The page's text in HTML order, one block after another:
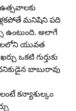
మనిషిని పది
ఉంటుంది. అలాగే
యువత
ఒకటి గుర్తుకు
బాబురావు
కన్యాశుల్కం